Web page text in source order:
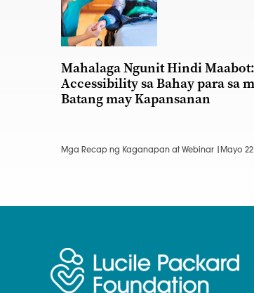
Mahalaga Ngunit Hindi Maabot:
Accessibility sa Bahay para sa
Batang may Kapansanan
Mga Recap ng Kaganapan at Webinar | Mayo